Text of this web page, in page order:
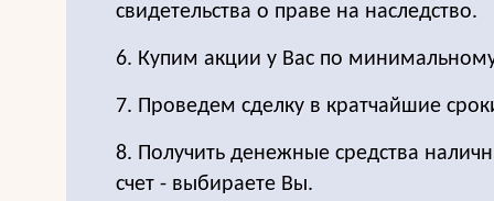
свидетельства о праве на наследство.
6. Купим акции у Вас по
7. Проведем сделку в кратчайшие
8. Получить денежные средства
счет - выбираете Вы.